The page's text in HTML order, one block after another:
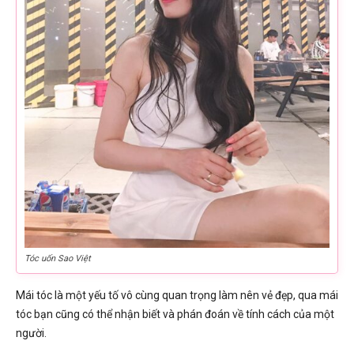
Tóc uốn Sao Việt
Mái tóc là một yếu tố vô cùng quan trọng làm nên vẻ đẹp, qua mái
tóc bạn cũng có thể nhận biết và phán đoán về tính cách của một
người.